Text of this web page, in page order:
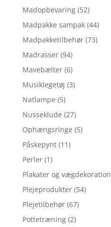
Madopbevaring (52)
Madpakke sampak (44)
Madpakketilbehør (73)
Madrasser (94)
Mavebælter (6)
Musiklegetøj (3)
Natlampe (5)
Nusseklude (27)
Ophængsringe (5)
Påskepynt (11)
Perler (1)
Plakater og vægdekoration
Plejeprodukter (54)
Plejetilbehør (67)
Pottetræning (2)